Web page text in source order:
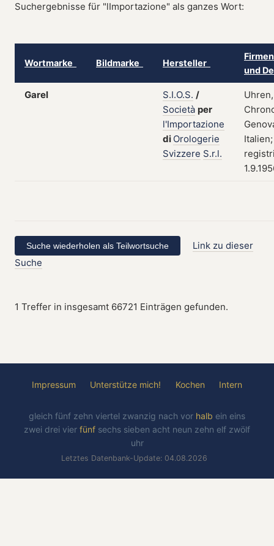
Suchergebnisse für "lImportazione" als ganzes Wort:
Wortmarke Bildmarke Hersteller
und
Garel S.I.O.S. /
Società per
l'Importazione
di Orologerie
Svizzere S.r.l.
Uhren,
Italien;
Link zu dieser
Suche
1 Treffer in insgesamt 66721 Einträgen gefunden.
Impressum Unterstütze mich! Kochen Intern
gleich fünf zehn viertel zwanzig nach vor halb ein eins
zwei drei vier fünf sechs sieben acht neun zehn elf zwölf
uhr
Letztes Datenbank-Update: 04.08.2026